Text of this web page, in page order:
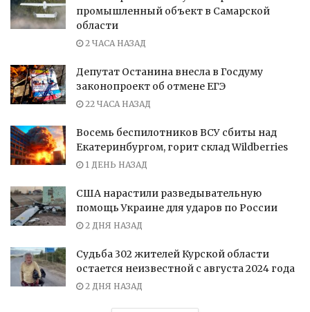
промышленный объект в Самарской
области
2 ЧАСА НАЗАД
Депутат Останина внесла в Госдуму
законопроект об отмене ЕГЭ
22 ЧАСА НАЗАД
Восемь беспилотников ВСУ сбиты над
Екатеринбургом, горит склад Wildberries
1 ДЕНЬ НАЗАД
США нарастили разведывательную
помощь Украине для ударов по России
2 ДНЯ НАЗАД
Судьба 302 жителей Курской области
остается неизвестной с августа 2024 года
2 ДНЯ НАЗАД